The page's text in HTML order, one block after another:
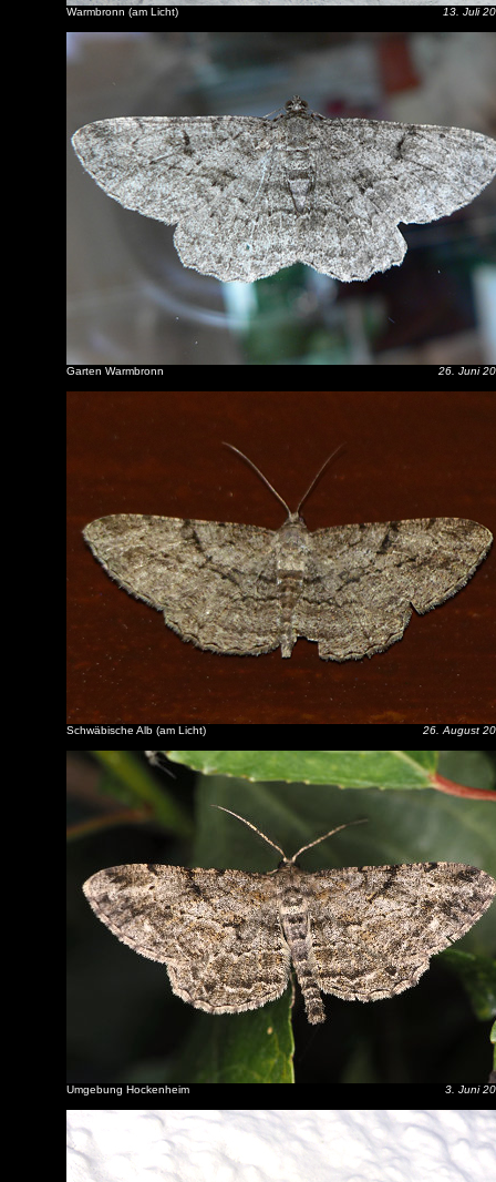
Warmbronn (am Licht) 13. Juli
Garten Warmbronn 26. Juni
Schwäbische Alb (am Licht) 26. August
Umgebung Hockenheim 3. Juni